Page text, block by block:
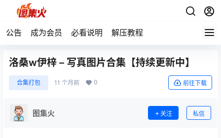
公告 成为会员 必看说明 解压教程
洛桑w伊梓 – 写真图片合集【持续更新中】
合集打包 11 个月前 0 前往下载
图集火 关注 私信